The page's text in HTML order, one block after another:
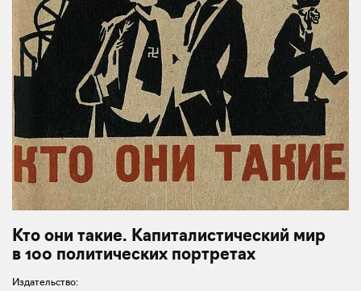
Кто они такие. Капиталистический мир
в 100 политических портретах
Издательство: